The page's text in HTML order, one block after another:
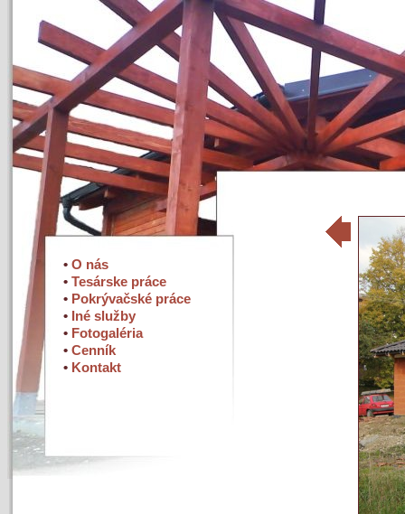
• O nás
• Tesárske práce
• Pokrývačské práce
• Iné služby
• Fotogaléria
• Cenník
• Kontakt